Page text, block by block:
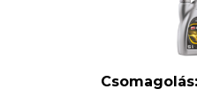
Csomagolás: